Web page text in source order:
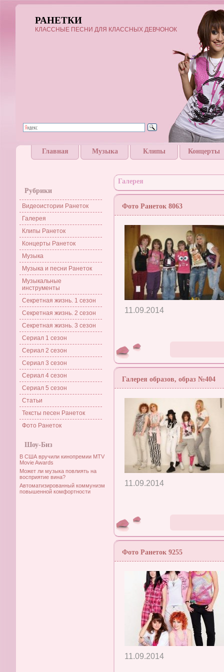
РАНЕТКИ
КЛАССНЫЕ ПЕСНИ ДЛЯ КЛАССНЫХ ДЕВЧОНОК
Главная Музыка Клипы Концерты
Рубрики
Видеоистории Ранеток
Галерея
Клипы Ранеток
Концерты Ранеток
Музыка
Музыка и песни Ранеток
Музыкальные
инструменты
Секретная жизнь. 1 сезон
Секретная жизнь. 2 сезон
Секретная жизнь. 3 сезон
Сериал 1 сезон
Сериал 2 сезон
Сериал 3 сезон
Сериал 4 сезон
Сериал 5 сезон
Статьи
Тексты песен Ранеток
Фото Ранеток
Шоу-Биз
В США вручили кинопремии MTV
Movie Awards
Может ли музыка повлиять на
восприятие вина?
Автоматизированный коммунизм
повышенной комфортности
Галерея
Фото Ранеток 8063
11.09.2014
Галерея образов, образ №404
11.09.2014
Фото Ранеток 9255
11.09.2014